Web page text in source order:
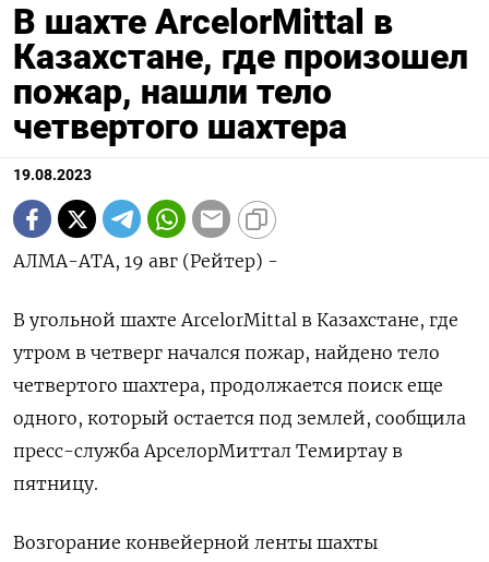
В шахте ArcelorMittal в
Казахстане, где произошел
пожар, нашли тело
четвертого шахтера
19.08.2023
АЛМА-АТА, 19 авг (Рейтер) -
В угольной шахте ArcelorMittal в Казахстане, где
утром в четверг начался пожар, найдено тело
четвертого шахтера, продолжается поиск еще
одного, который остается под землей, сообщила
пресс-служба АрселорМиттал Темиртау в
пятницу.
Возгорание конвейерной ленты шахты